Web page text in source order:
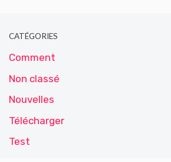
CATÉGORIES
Comment
Non classé
Nouvelles
Télécharger
Test